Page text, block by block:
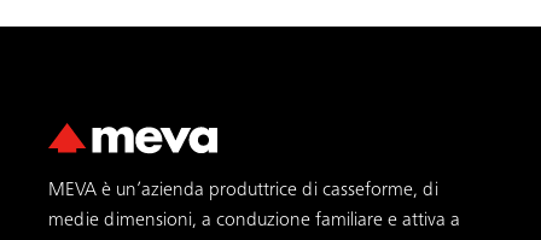
MEVA è un’azienda produttrice di casseforme, di
medie dimensioni, a conduzione familiare e attiva a